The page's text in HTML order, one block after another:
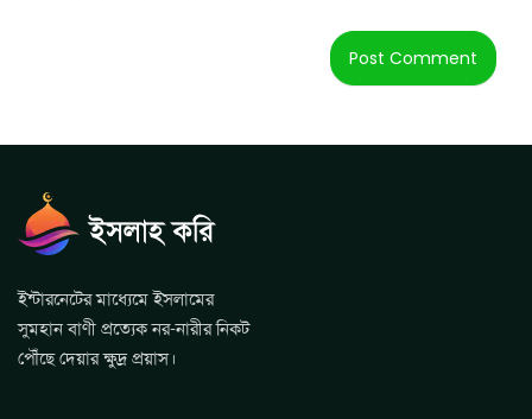
ইন্টারনেটের মাধ্যেমে ইসলামের
সুমহান বাণী প্রত্যেক নর-নারীর নিকট
পৌঁছে দেয়ার ক্ষুদ্র প্রয়াস।